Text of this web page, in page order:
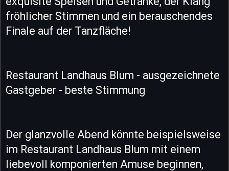
fröhlicher Stimmen und ein berauschendes
Finale auf der Tanzfläche!
Restaurant Landhaus Blum - ausgezeichnete
Gastgeber - beste Stimmung
Der glanzvolle Abend könnte beispielsweise
im Restaurant Landhaus Blum mit einem
liebevoll komponierten Amuse beginnen,